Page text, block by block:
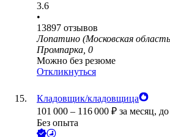
3.6
•
13897 отзывов
Лопатино (Московская
Промпарка, 0
Можно без резюме
Откликнуться
Кладовщик/кладовщица
101 000 – 116 000 ₽ за месяц,
Без опыта